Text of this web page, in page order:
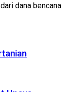
dana bencana